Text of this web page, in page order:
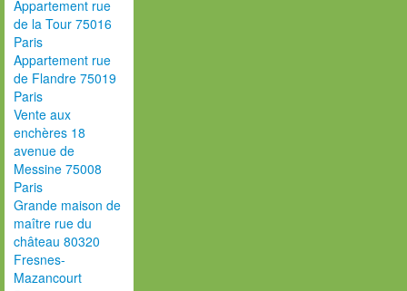
Appartement rue
de la Tour 75016
Paris
Appartement rue
de Flandre 75019
Paris
Vente aux
enchères 18
avenue de
Messine 75008
Paris
Grande maison de
maître rue du
château 80320
Fresnes-
Mazancourt